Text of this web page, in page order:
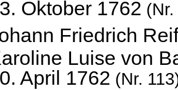
Oktober 1762
Friedrich
Luise von
April 1762 (Nr.